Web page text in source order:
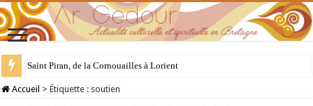
Saint Piran, de la Cornouailles à Lorient
Accueil > Étiquette : soutien